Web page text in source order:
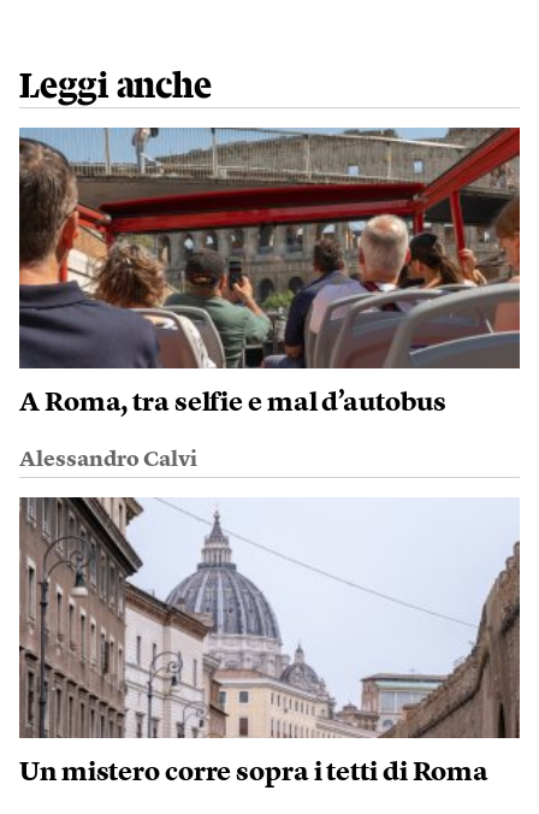
Leggi anche
A Roma, tra selfie e mal d’autobus
Alessandro Calvi
Un mistero corre sopra i tetti di Roma